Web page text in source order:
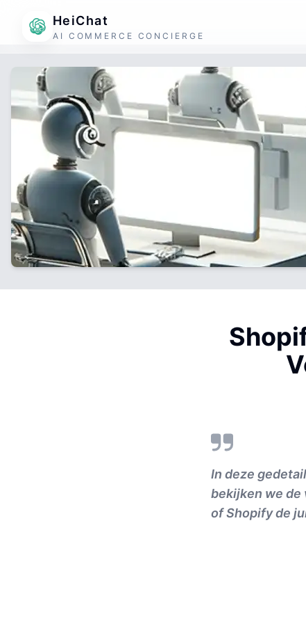
HeiChat
AI COMMERCE CONCIERGE
In deze
bekijken we de
of Shopify de